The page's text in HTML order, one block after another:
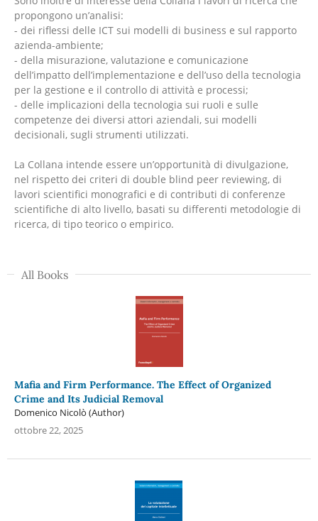
propongono un’analisi:
- dei riflessi delle ICT sui modelli di business e sul rapporto
azienda-ambiente;
- della misurazione, valutazione e comunicazione
dell’impatto dell’implementazione e dell’uso della tecnologia
per la gestione e il controllo di attività e processi;
- delle implicazioni della tecnologia sui ruoli e sulle
competenze dei diversi attori aziendali, sui modelli
decisionali, sugli strumenti utilizzati.
La Collana intende essere un’opportunità di divulgazione,
nel rispetto dei criteri di double blind peer reviewing, di
lavori scientifici monografici e di contributi di conferenze
scientifiche di alto livello, basati su differenti metodologie di
ricerca, di tipo teorico o empirico.
All Books
Mafia and Firm Performance. The Effect of Organized
Crime and Its Judicial Removal
Domenico Nicolò (Author)
ottobre 22, 2025